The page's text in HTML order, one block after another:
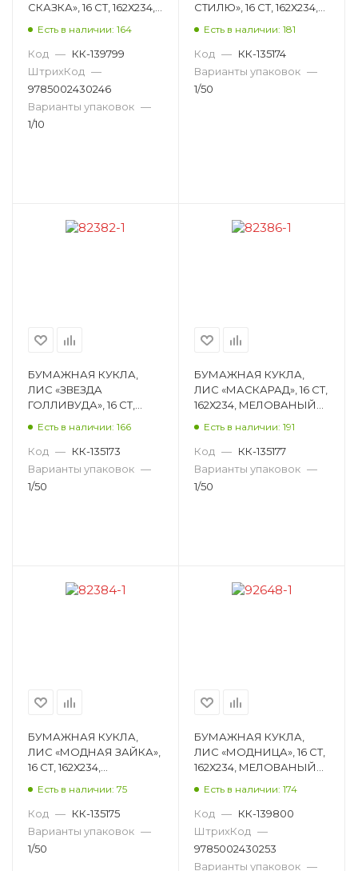
СКАЗКА», 16 СТ, 162Х234,
Есть в наличии: 164
Код — КК-139799
ШтрихКод —
9785002430246
Варианты упаковок —
1/10
СТИЛЮ», 16 СТ, 162Х234,
Есть в наличии: 181
Код — КК-135174
Варианты упаковок —
1/50
БУМАЖНАЯ КУКЛА,
ЛИС «ЗВЕЗДА
ГОЛЛИВУДА», 16 СТ,
Есть в наличии: 166
Код — КК-135173
Варианты упаковок —
1/50
БУМАЖНАЯ КУКЛА,
ЛИС «МАСКАРАД», 16 СТ,
162Х234, МЕЛОВАНЫЙ
Есть в наличии: 191
Код — КК-135177
Варианты упаковок —
1/50
БУМАЖНАЯ КУКЛА,
ЛИС «МОДНАЯ ЗАЙКА»,
16 СТ, 162Х234,
Есть в наличии: 75
Код — КК-135175
Варианты упаковок —
1/50
БУМАЖНАЯ КУКЛА,
ЛИС «МОДНИЦА», 16 СТ,
162Х234, МЕЛОВАНЫЙ
Есть в наличии: 174
Код — КК-139800
ШтрихКод —
9785002430253
Варианты упаковок —